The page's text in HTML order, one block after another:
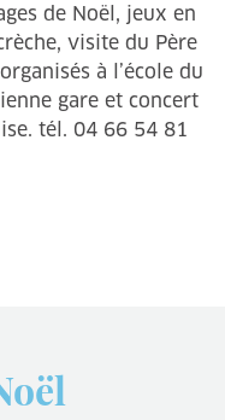
de Noël, jeux en
visite du Père
à l’école du
gare et concert
tél. 04 66 54 81